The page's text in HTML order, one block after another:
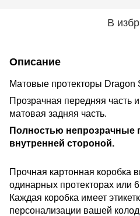
В
Описание
Матовые протекторы Dragon
Прозрачная передняя часть
матовая задняя часть.
Полностью непрозрачные
внутренней стороной.
Прочная картонная коробка
одинарных протекторах или
Каждая коробка имеет
персонализации вашей